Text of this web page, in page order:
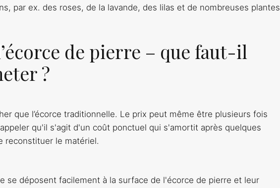
par ex. des roses, de la lavande, des lilas et de nombreuses plantes
de pierre – que faut-il
?
que l’écorce traditionnelle. Le prix peut même être plusieurs fois
qu'il s'agit d'un coût ponctuel qui s'amortit après quelques
reconstituer le matériel.
se déposent facilement à la surface de l'écorce de pierre et leur